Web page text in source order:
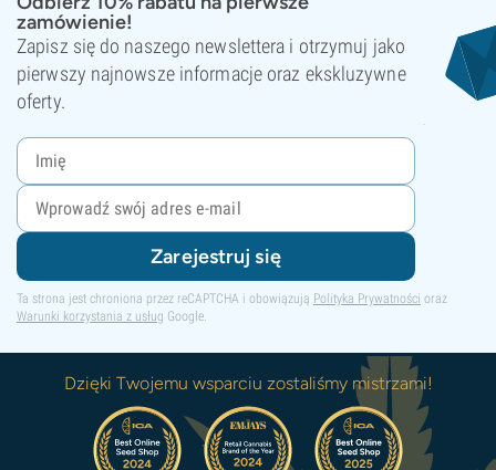
zamówienie!
Zapisz się do naszego newslettera i otrzymuj jako
pierwszy najnowsze informacje oraz ekskluzywne
oferty.
Zarejestruj się
Ta strona jest chroniona przez reCAPTCHA i obowiązują Polityka Prywatności oraz
Warunki korzystania z usług Google.
Dzięki Twojemu wsparciu zostaliśmy mistrzami!